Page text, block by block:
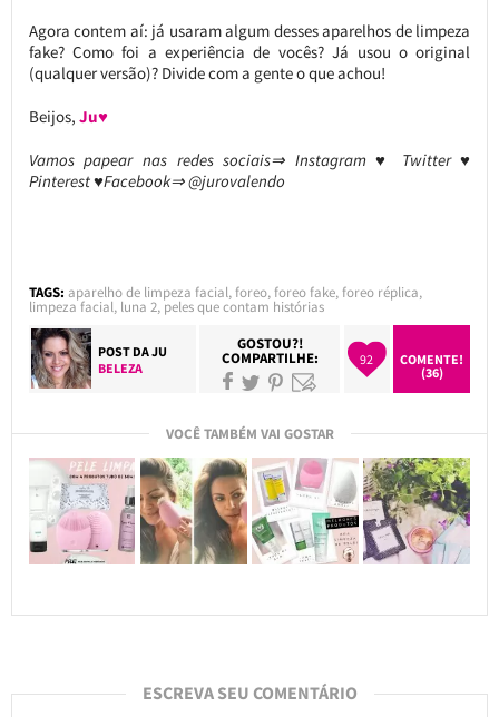
Agora contem aí: já usaram algum desses aparelhos de limpeza
fake? Como foi a experiência de vocês? Já usou o original
(qualquer versão)? Divide com a gente o que achou!
Beijos, Ju♥
Vamos papear nas redes sociais⇒ Instagram ♥ Twitter ♥
Pinterest ♥Facebook⇒ @jurovalendo
TAGS: aparelho de limpeza facial,foreo,foreo fake,foreo réplica,
limpeza facial, luna 2, peles que contam histórias
POST DAJU
BELEZA
GOSTOU?!
COMPARTILHE: 92
COMENTE!
(36)
VOCÊ TAMBÉM VAI GOSTAR
ESCREVA SEU COMENTÁRIO